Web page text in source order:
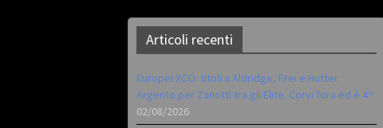
Articoli recenti
Europei XCO: titoli a Aldridge, Frei e Hutter.
Argento per Zanotti tra gli Elite. Corvi fora ed è 4^
02/08/2026